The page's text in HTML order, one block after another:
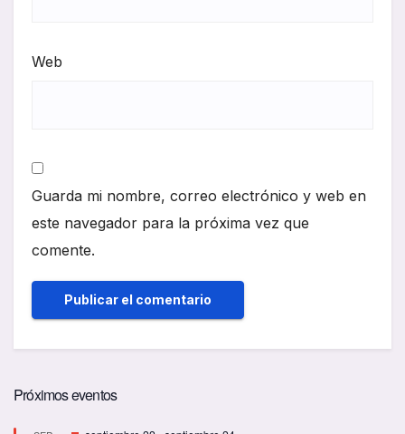
Web
Guarda mi nombre, correo electrónico y web en
este navegador para la próxima vez que
comente.
Próximos eventos